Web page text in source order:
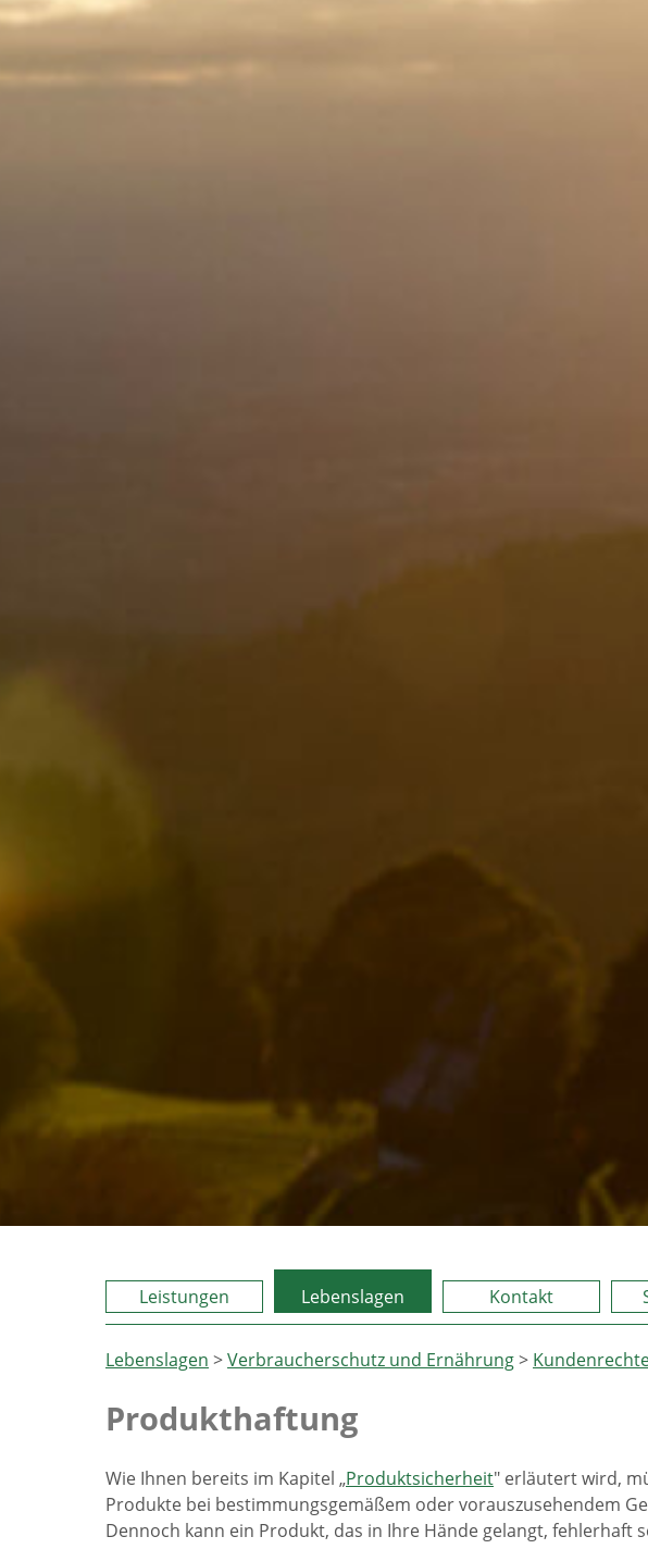
Leistungen Lebenslagen Kontakt
Lebenslagen >Verbraucherschutz und Ernährung>
Produkthaftung
Wie Ihnen bereits im Kapitel „Produktsicherheit" erläutert wird,
Produkte bei bestimmungsgemäßem oder vorauszusehendem
Dennoch kann ein Produkt, das in Ihre Hände gelangt, fehlerhaft